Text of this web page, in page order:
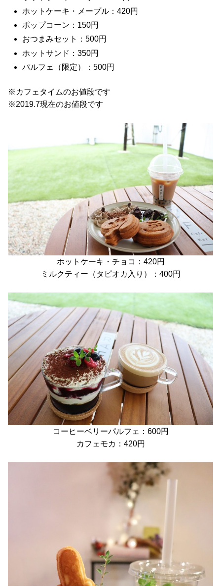
ホットケーキ・メープル：420円
ポップコーン：150円
おつまみセット：500円
ホットサンド：350円
パルフェ（限定）：500円
※カフェタイムのお値段です
※2019.7現在のお値段です
ホットケーキ・チョコ：420円
ミルクティー（タピオカ入り）：400円
コーヒーベリーパルフェ：600円
カフェモカ：420円